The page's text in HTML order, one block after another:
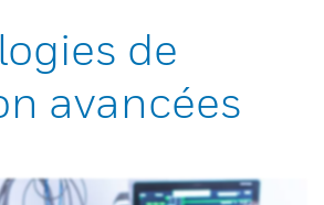
de
avancées